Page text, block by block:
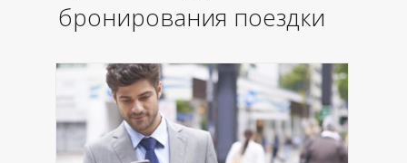
бронирования поездки